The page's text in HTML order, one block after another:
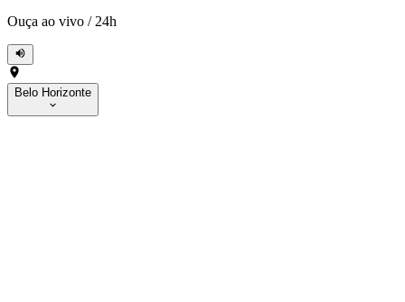
Ouça ao vivo /24h
Belo Horizonte